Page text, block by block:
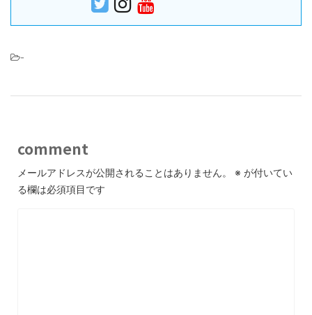
-
comment
メールアドレスが公開されることはありません。 ※ が付いてい
る欄は必須項目です